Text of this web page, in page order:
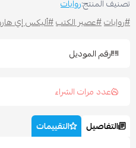
المنتج:روايات
#عصير الكتب#أليكس إي هارو
رقم الموديل
عدد مرات الشراء
التفاصيل التقييمات